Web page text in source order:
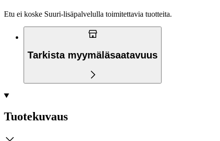
Etu ei koske Suuri‑lisäpalvelulla toimitettavia tuotteita.
Tarkista myymäläsaatavuus
Tuotekuvaus